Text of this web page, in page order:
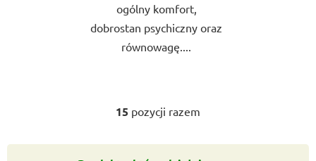
ogólny komfort,
dobrostan psychiczny oraz
równowagę....
K
n
15 pozycji razem